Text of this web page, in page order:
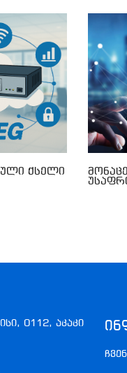
Ქსელი
0112, აკაკი